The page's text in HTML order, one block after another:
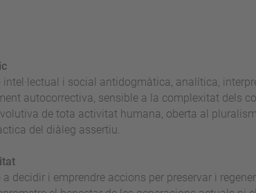
intel·lectual i social antidogmàtica, analítica,
autocorrectiva, sensible a la complexitat dels
de tota activitat humana, oberta al
del diàleg assertiu.
decidir i emprendre accions per preservar i